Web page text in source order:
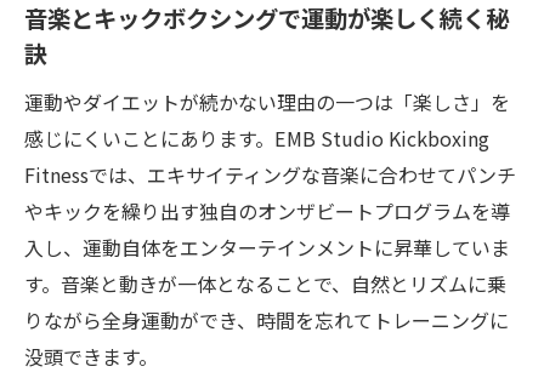
ジム選びで変わる運動習慣とキックボクシング
キックボクシングジム選びが成果に直結す
るポイント
少人数制キックボクシングで効果的なフィ
ットネス体験
キックボクシングジムのサポート体制が重
要な理由
自分に合うキックボクシングジムの見極め
音楽とキックボクシングで運動が楽しく続く秘
訣
運動やダイエットが続かない理由の一つは「楽しさ」を
感じにくいことにあります。EMB Studio Kickboxing
Fitnessでは、エキサイティングな音楽に合わせてパンチ
やキックを繰り出す独自のオンザビートプログラムを導
入し、運動自体をエンターテインメントに昇華していま
す。音楽と動きが一体となることで、自然とリズムに乗
りながら全身運動ができ、時間を忘れてトレーニングに
没頭できます。